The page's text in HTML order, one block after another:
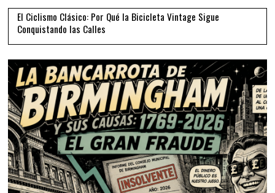
El Ciclismo Clásico: Por Qué la Bicicleta Vintage Sigue
Conquistando las Calles